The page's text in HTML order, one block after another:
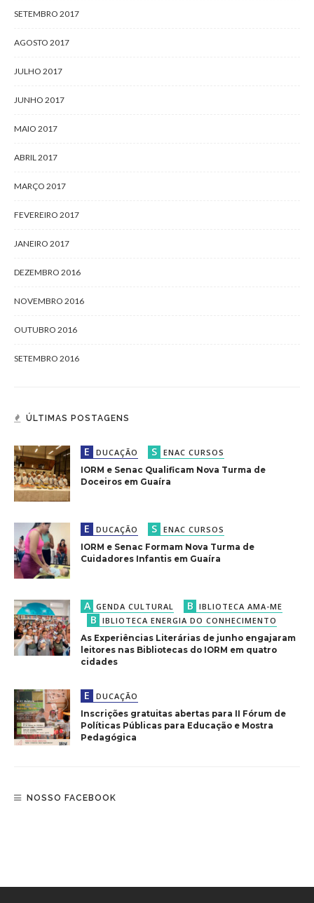
SETEMBRO 2017
AGOSTO 2017
JULHO 2017
JUNHO 2017
MAIO 2017
ABRIL 2017
MARÇO 2017
FEVEREIRO 2017
JANEIRO 2017
DEZEMBRO 2016
NOVEMBRO 2016
OUTUBRO 2016
SETEMBRO 2016
ÚLTIMAS POSTAGENS
E DUCAÇÃO S ENAC CURSOS
IORM e Senac Qualificam Nova Turma de
Doceiros em Guaíra
E DUCAÇÃO S ENAC CURSOS
IORM e Senac Formam Nova Turma de
Cuidadores Infantis em Guaíra
A GENDA CULTURAL B IBLIOTECA AMA-ME
B IBLIOTECA ENERGIA DO CONHECIMENTO
As Experiências Literárias de junho engajaram
leitores nas Bibliotecas do IORM em quatro
cidades
E DUCAÇÃO
Inscrições gratuitas abertas para II Fórum de
Políticas Públicas para Educação e Mostra
Pedagógica
NOSSO FACEBOOK